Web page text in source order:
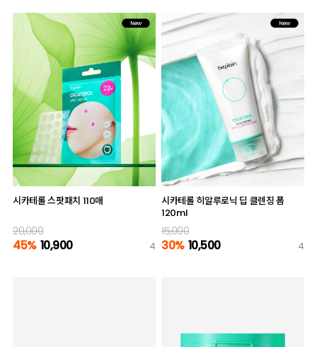
시카테롤 스팟패치 110매
20,000
45% 10,900 4
시카테롤 히알루로닉 딥 클렌징 폼
120ml
15,000
30% 10,500 4